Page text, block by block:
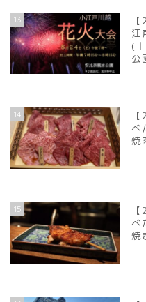
13
江
(
公
14
べ
焼
15
べ
焼